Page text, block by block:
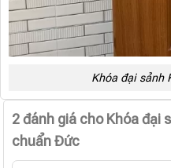
Khóa đại sảnh
2 đánh giá choKhóa đại
chuẩn Đức